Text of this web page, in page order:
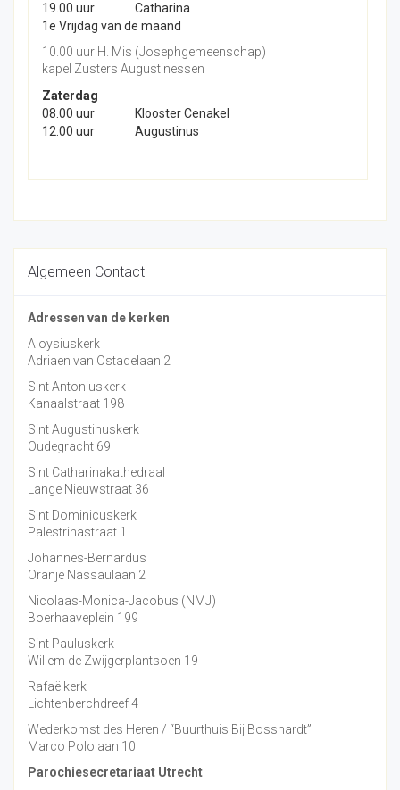
19.00 uur
Catharina
1e Vrijdag van de maand
10.00 uur H. Mis (Josephgemeenschap)
kapel Zusters Augustinessen
Zaterdag
08.00 uur
Klooster Cenakel
12.00 uur
Augustinus
Algemeen Contact
Adressen van de kerken
Aloysiuskerk
Adriaen van Ostadelaan 2
Sint Antoniuskerk
Kanaalstraat 198
Sint Augustinuskerk
Oudegracht 69
Sint Catharinakathedraal
Lange Nieuwstraat 36
Sint Dominicuskerk
Palestrinastraat 1
Johannes-Bernardus
Oranje Nassaulaan 2
Nicolaas-Monica-Jacobus (NMJ)
Boerhaaveplein 199
Sint Pauluskerk
Willem de Zwijgerplantsoen 19
Rafaëlkerk
Lichtenberchdreef 4
Wederkomst des Heren / “Buurthuis Bij Bosshardt”
Marco Pololaan 10
Parochiesecretariaat Utrecht